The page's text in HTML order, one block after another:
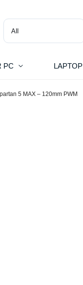
PC LAPTOP
5 MAX – 120mm PWM